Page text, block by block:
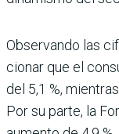
Observando las
cionar que el
del 5,1 %,
Por su parte, la